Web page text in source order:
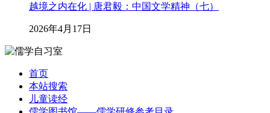
越境之内在化 | 唐君毅：中国文学精神（七）
2026年4月17日
首页
本站搜索
儿童读经